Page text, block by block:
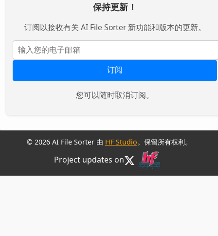
保持更新！
订阅以接收有关 AI File Sorter 新功能和版本的更新。
订阅
您可以随时取消订阅。
© 2026 AI File Sorter 由 HF Studio。保留所有权利。
Project updates on